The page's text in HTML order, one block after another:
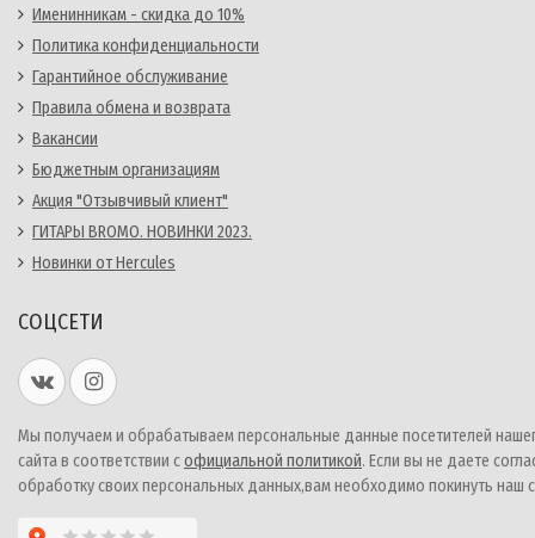
Именинникам - скидка до 10%
Политика конфиденциальности
Гарантийное обслуживание
Правила обмена и возврата
Вакансии
Бюджетным организациям
Акция "Отзывчивый клиент"
ГИТАРЫ BROMO. НОВИНКИ 2023.
Новинки от Hercules
СОЦСЕТИ
Мы получаем и обрабатываем персональные данные посетителей
сайта в соответствии софициальной политикой. Если вы не даете
обработку своих персональных данных,вам необходимо покинуть наш